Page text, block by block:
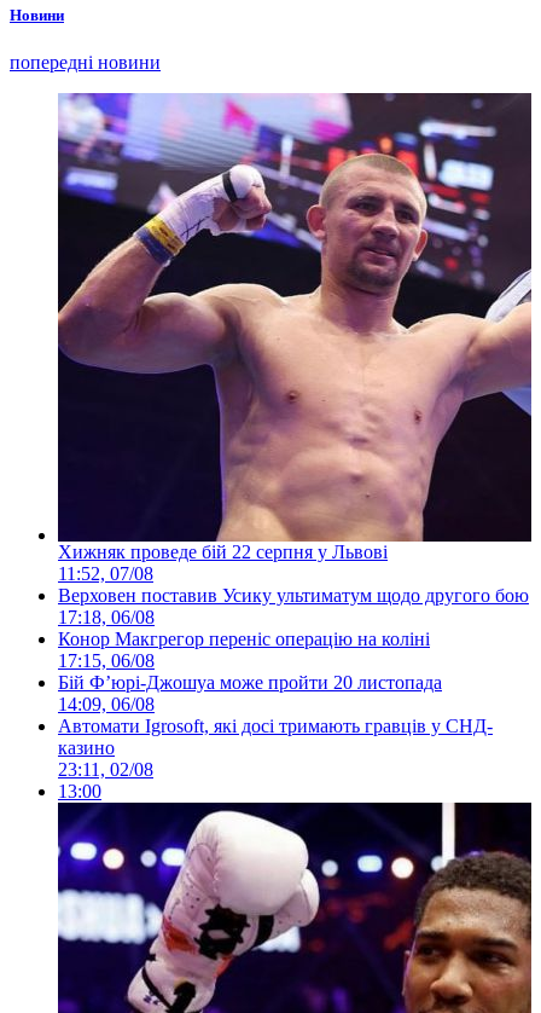
Новини
попередні новини
Хижняк проведе бій 22 серпня у Львові
11:52, 07/08
Верховен поставив Усику ультиматум щодо другого бою
17:18, 06/08
Конор Макгрегор переніс операцію на коліні
17:15, 06/08
Бій Ф’юрі-Джошуа може пройти 20 листопада
14:09, 06/08
Автомати Igrosoft, які досі тримають гравців у СНД-
казино
23:11, 02/08
13:00